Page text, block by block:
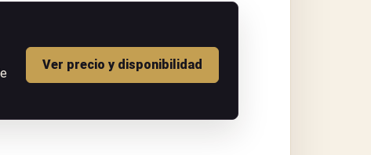
Ver precio y disponibilidad